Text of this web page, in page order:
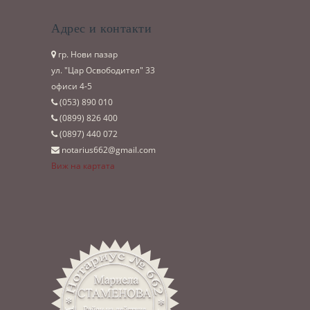
Адрес и контакти
гр. Нови пазар
ул. "Цар Освободител" 33
офиси 4-5
(053)­ 890 010
(0899)­ 826 400
(0897)­ 440 072
notarius662@gmail.com
Виж на картата